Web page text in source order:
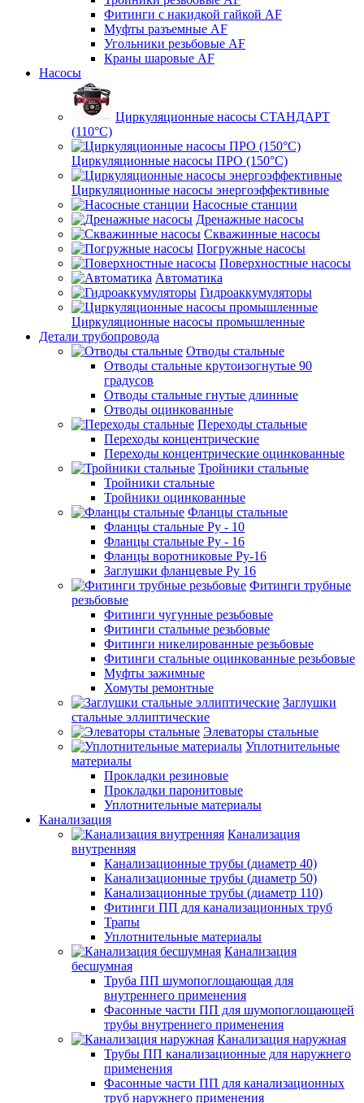
Фитинги с накидкой гайкой AF
Муфты разъемные AF
Угольники резьбовые AF
Краны шаровые AF
Насосы
Циркуляционные насосы СТАНДАРТ
(110°C)
Циркуляционные насосы ПРО (150°C)
Циркуляционные насосы энергоэффективные
Насосные станции
Дренажные насосы
Скважинные насосы
Погружные насосы
Поверхностные насосы
Автоматика
Гидроаккумуляторы
Циркуляционные насосы промышленные
Детали трубопровода
Отводы стальные
Отводы стальные крутоизогнутые 90
градусов
Отводы стальные гнутые длинные
Отводы оцинкованные
Переходы стальные
Переходы концентрические
Переходы концентрические оцинкованные
Тройники стальные
Тройники стальные
Тройники оцинкованные
Фланцы стальные
Фланцы стальные Ру - 10
Фланцы стальные Ру - 16
Фланцы воротниковые Ру-16
Заглушки фланцевые Ру 16
Фитинги трубные
резьбовые
Фитинги чугунные резьбовые
Фитинги стальные резьбовые
Фитинги никелированные резьбовые
Фитинги стальные оцинкованные резьбовые
Муфты зажимные
Хомуты ремонтные
Заглушки
стальные эллиптические
Элеваторы стальные
Уплотнительные
материалы
Прокладки резиновые
Прокладки паронитовые
Уплотнительные материалы
Канализация
Канализация
внутренняя
Канализационные трубы (диаметр 40)
Канализационные трубы (диаметр 50)
Канализационные трубы (диаметр 110)
Фитинги ПП для канализационных труб
Трапы
Уплотнительные материалы
Канализация
бесшумная
Труба ПП шумопоглощающая для
внутреннего применения
Фасонные части ПП для шумопоглощающей
трубы внутреннего применения
Канализация наружная
Трубы ПП канализационные для наружнего
применения
Фасонные части ПП для канализационных
труб наружнего применения